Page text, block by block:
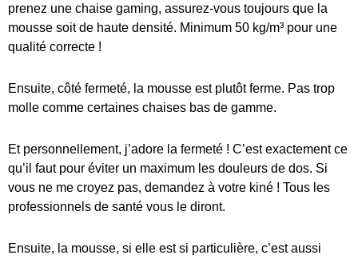
prenez une chaise gaming, assurez-vous toujours que la
mousse soit de haute densité. Minimum 50 kg/m³ pour une
qualité correcte !
Ensuite, côté fermeté, la mousse est plutôt ferme. Pas trop
molle comme certaines chaises bas de gamme.
Et personnellement, j’adore la fermeté ! C’est exactement ce
qu’il faut pour éviter un maximum les douleurs de dos. Si
vous ne me croyez pas, demandez à votre kiné ! Tous les
professionnels de santé vous le diront.
Ensuite, la mousse, si elle est si particulière, c’est aussi